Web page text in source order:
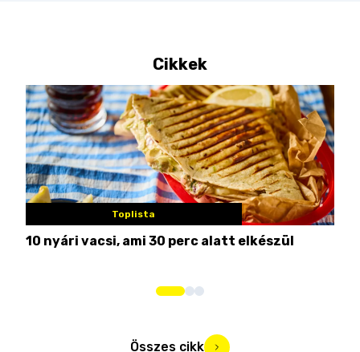
Cikkek
Toplista
10 nyári vacsi, ami 30 perc alatt elkészül
Összes cikk